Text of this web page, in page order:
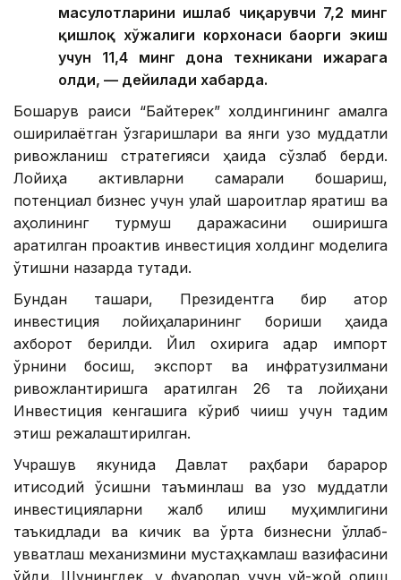
маҳсулотларини ишлаб чиқарувчи 7,2 минг
қишлоқ хўжалиги корхонаси баҳорги экиш
учун 11,4 минг дона техникани ижарага
олди, — дейилади хабарда.
Бошқарув раиси “Байтерек” холдингининг амалга
оширилаётган ўзгаришлари ва янги узоқ муддатли
ривожланиш стратегияси ҳақида сўзлаб берди.
Лойиҳа активларни самарали бошқариш,
потенциал бизнес учун қулай шароитлар яратиш ва
аҳолининг турмуш даражасини оширишга
қаратилган проактив инвестиция холдинг моделига
ўтишни назарда тутади.
Бундан ташқари, Президентга бир қатор
инвестиция лойиҳаларининг бориши ҳақида
ахборот берилди. Йил охирига қадар импорт
ўрнини босиш, экспорт ва инфратузилмани
ривожлантиришга қаратилган 26 та лойиҳани
Инвестиция кенгашига кўриб чиқиш учун тақдим
этиш режалаштирилган.
Учрашув якунида Давлат раҳбари барқарор
иқтисодий ўсишни таъминлаш ва узоқ муддатли
инвестицияларни жалб қилиш муҳимлигини
таъкидлади ва кичик ва ўрта бизнесни қўллаб-
қувватлаш механизмини мустаҳкамлаш вазифасини
қўйди. Шунингдек, у фуқаролар учун уй-жой олиш